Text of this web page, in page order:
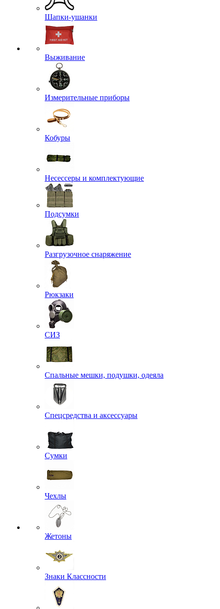
Шапки-ушанки
Выживание
Измерительные приборы
Кобуры
Несессеры и комплектующие
Подсумки
Разгрузочное снаряжение
Рюкзаки
СИЗ
Спальные мешки, подушки, одеяла
Спецсредства и аксессуары
Сумки
Чехлы
Жетоны
Знаки Классности